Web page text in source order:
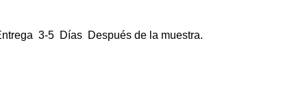
3-5 Días Después de la muestra.